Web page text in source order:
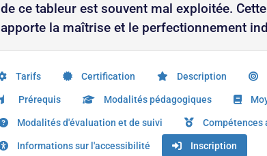
de ce tableur est souvent mal exploitée.
apporte la maîtrise et le perfectionnement
Tarifs Certification Description
Prérequis Modalités pédagogiques
Modalités d'évaluation et de suivi Compétences
Informations sur l'accessibilité Inscription